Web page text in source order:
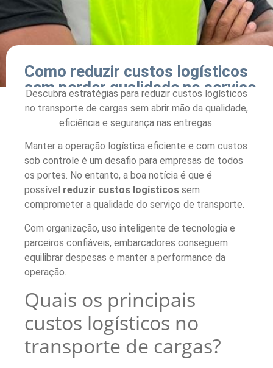
Como reduzir custos logísticos
sem perder qualidade no serviço
de transporte
Início>Blog> Como reduzir custos logísticos sem
perder qualidade no serviço de transporte
Descubra estratégias para reduzir custos logísticos
no transporte de cargas sem abrir mão da qualidade,
eficiência e segurança nas entregas.
Manter a operação logística eficiente e com custos
sob controle é um desafio para empresas de todos
os portes. No entanto, a boa notícia é que é
possível reduzir custos logísticos sem
comprometer a qualidade do serviço de transporte.
Com organização, uso inteligente de tecnologia e
parceiros confiáveis, embarcadores conseguem
equilibrar despesas e manter a performance da
operação.
Quais os principais
custos logísticos no
transporte de cargas?